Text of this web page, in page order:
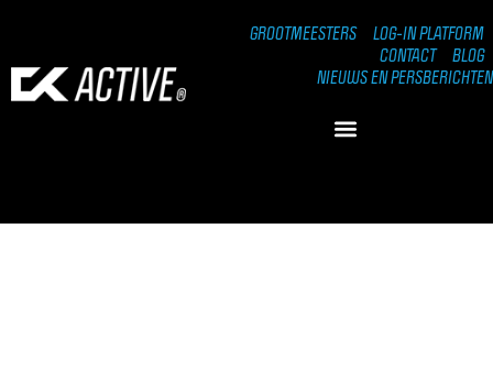
GROOTMEESTERS
LOG-IN PLATFORM
CONTACT
BLOG
NIEUWS EN PERSBERICHTEN